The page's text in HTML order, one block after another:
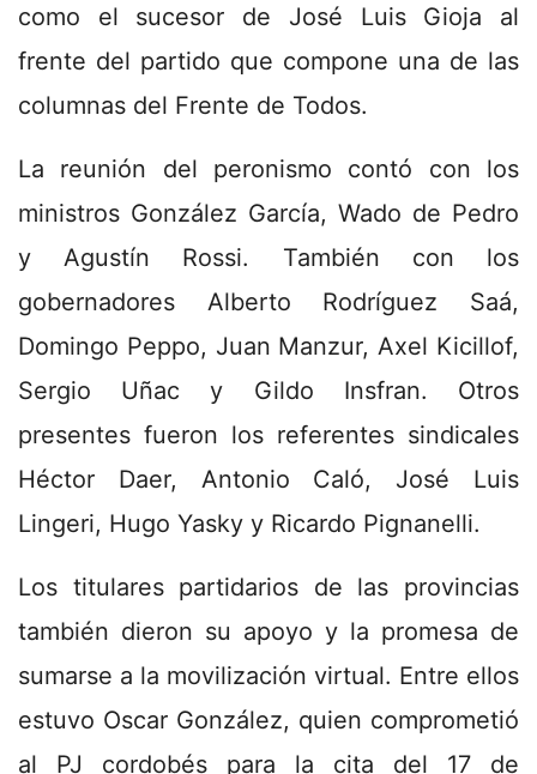
como el sucesor de José Luis Gioja al
frente del partido que compone una de las
columnas del Frente de Todos.
La reunión del peronismo contó con los
ministros González García, Wado de Pedro
y Agustín Rossi. También con los
gobernadores Alberto Rodríguez Saá,
Domingo Peppo, Juan Manzur, Axel Kicillof,
Sergio Uñac y Gildo Insfran. Otros
presentes fueron los referentes sindicales
Héctor Daer, Antonio Caló, José Luis
Lingeri, Hugo Yasky y Ricardo Pignanelli.
Los titulares partidarios de las provincias
también dieron su apoyo y la promesa de
sumarse a la movilización virtual. Entre ellos
estuvo Oscar González, quien comprometió
al PJ cordobés para la cita del 17 de